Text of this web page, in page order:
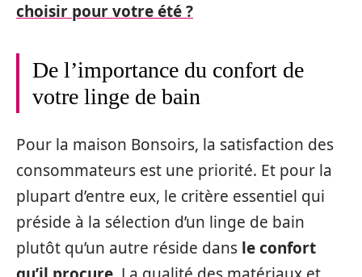
choisir pour votre été ?
De l’importance du confort de
votre linge de bain
Pour la maison Bonsoirs, la satisfaction des
consommateurs est une priorité. Et pour la
plupart d’entre eux, le critère essentiel qui
préside à la sélection d’un linge de bain
plutôt qu’un autre réside dans le confort